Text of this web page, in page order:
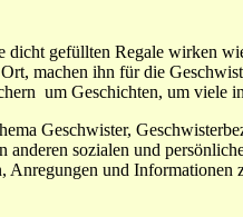
dicht gefüllten Regale wirken
machen ihn für die
um Geschichten, um viele
Geschwister,
sozialen und
Anregungen und